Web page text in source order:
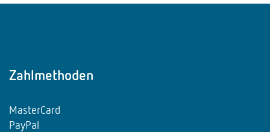
Zahlmethoden
MasterCard
PayPal